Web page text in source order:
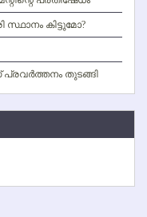
കിട്ടുമോ?
തുടങ്ങി